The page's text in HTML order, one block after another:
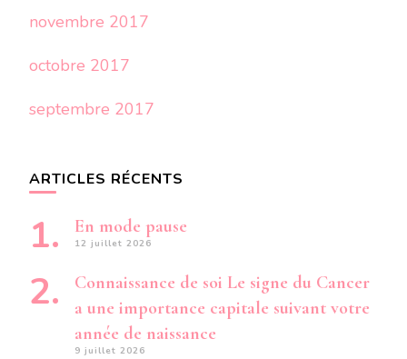
novembre 2017
octobre 2017
septembre 2017
ARTICLES RÉCENTS
En mode pause
12 juillet 2026
Connaissance de soi Le signe du Cancer
a une importance capitale suivant votre
année de naissance
9 juillet 2026